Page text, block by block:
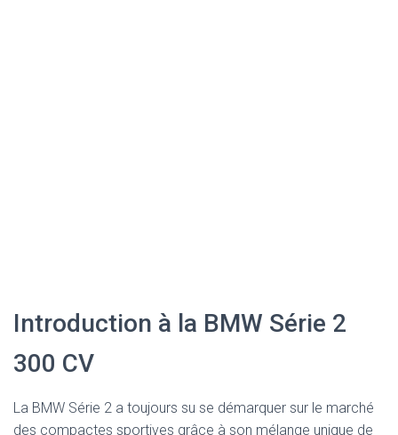
Introduction à la BMW Série 2
300 CV
La BMW Série 2 a toujours su se démarquer sur le marché
des compactes sportives grâce à son mélange unique de